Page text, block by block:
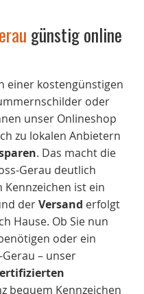
günstig online
einer kostengünstigen
oder
unser Onlineshop
zu lokalen Anbietern
. Das macht die
Gerau deutlich
ist ein
derVersand erfolgt
Hause. Ob Sie nun
oder ein
– unser
bequem Kennzeichen